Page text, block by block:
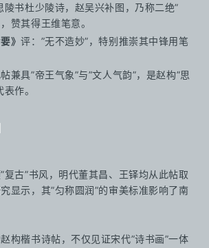
陵书杜少陵诗，赵吴兴补图，乃称二绝”
赞其得王维笔意。
》评：”无不造妙”，特别推崇其中锋用笔
兼具”帝王气象”与”文人气韵”，是赵构”思
作。
复古”书风，明代董其昌、王铎均从此帖取
显示，其”匀称圆润”的审美标准影响了南
构楷书诗帖，不仅见证宋代”诗书画”一体